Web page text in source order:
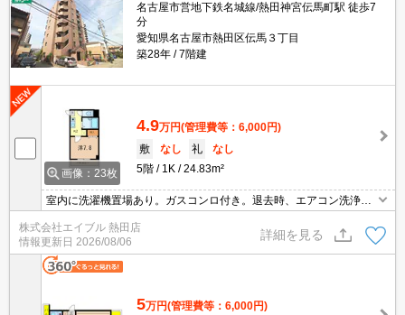
名古屋市営地下鉄名城線/熱田神宮伝馬町駅 徒歩7
分
愛知県名古屋市熱田区伝馬３丁目
築28年
7階建
画像：23枚
4.9万円(管理費等：6,000円)
敷
なし 礼
なし
5階
1K 24.83m²
室内に洗濯機置場あり。ガスコンロ付き。退去時、エアコン洗浄代
株式会社エイブル 熱田店
情報更新日 2026/08/06
詳細を見る
5万円(管理費等：6,000円)